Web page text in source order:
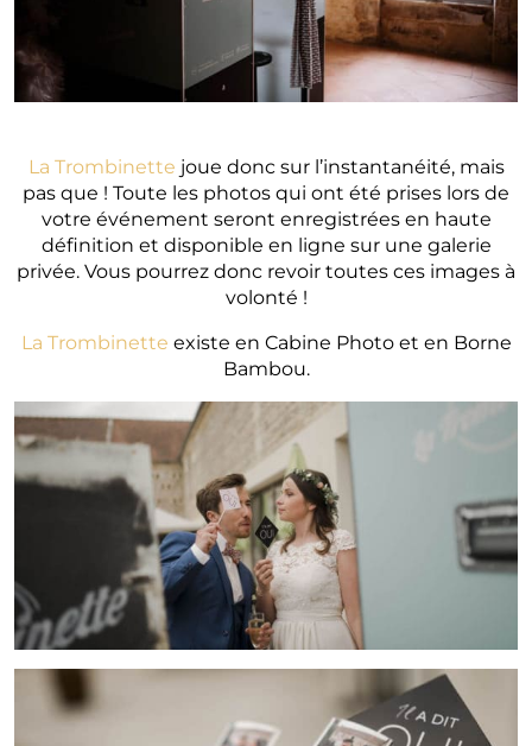
La Trombinette joue donc sur l’instantanéité, mais
pas que ! Toute les photos qui ont été prises lors de
votre événement seront enregistrées en haute
définition et disponible en ligne sur une galerie
privée. Vous pourrez donc revoir toutes ces images à
volonté !
La Trombinette existe en Cabine Photo et en Borne
Bambou.